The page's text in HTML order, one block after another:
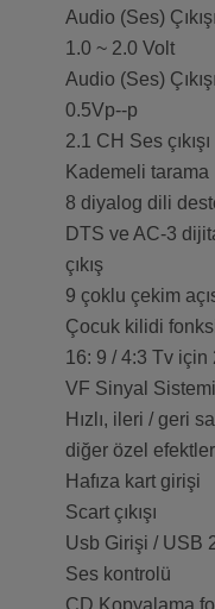
Audio (Ses)
1.0 ~ 2.0 Volt
Audio (Ses)
0.5Vp--p
2.1 CH Ses çıkışı
Kademeli tarama
8 diyalog dili
DTS ve AC-3
çıkış
9 çoklu çekim
Çocuk kilidi
16: 9 / 4:3 Tv
VF Sinyal
Hızlı, ileri / geri
diğer özel efektler
Hafıza kart girişi
Scart çıkışı
Usb Girişi / USB
Ses kontrolü
CD Kopyalama